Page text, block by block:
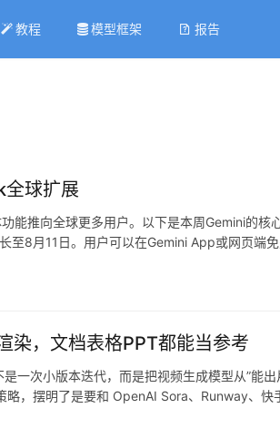
教程 模型框架 报告
球扩展
能推向全球更多用户。以下是本周Gemini的
8月11日。用户可以在Gemini App或网页端
染，文档表格PPT都能当参考
一次小版本迭代，而是把视频生成模型从”能
，摆明了是要和 OpenAI Sora、Runway、